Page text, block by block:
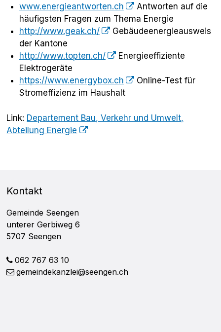
www.energieantworten.ch
Antworten auf die
häufigsten Fragen zum Thema Energie
http://www.geak.ch/
Gebäudeenergieausweis
der Kantone
http://www.topten.ch/
Energieeffiziente
Elektrogeräte
https://www.energybox.ch
Online-Test für
Stromeffizienz im Haushalt
Link: Departement Bau, Verkehr und Umwelt,
Abteilung Energie
Kontakt
Gemeinde Seengen
unterer Gerbiweg 6
5707 Seengen
062 767 63 10
gemeindekanzlei@seengen.ch